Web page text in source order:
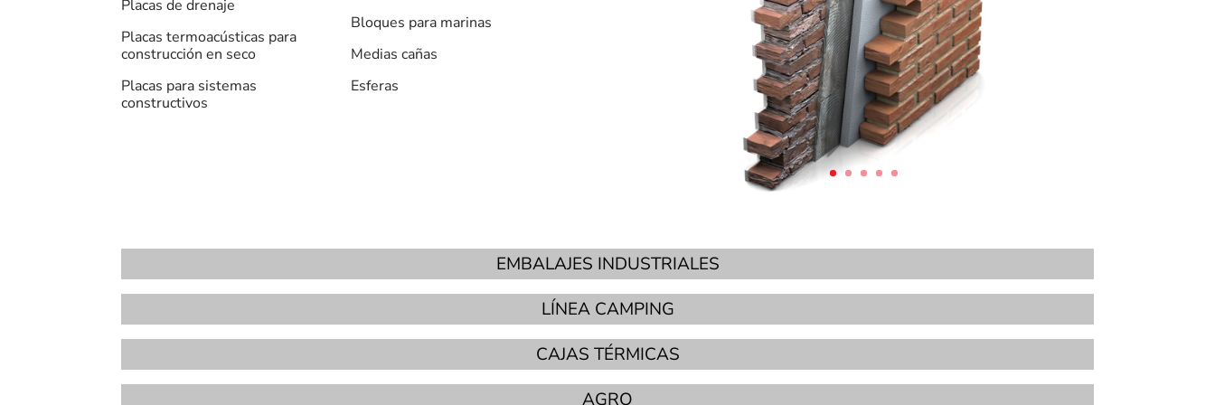
Placas de drenaje
Placas termoacústicas para
construcción en seco
Placas para sistemas
constructivos
Bloques para marinas
Medias cañas
Esferas
EMBALAJES INDUSTRIALES
LÍNEA CAMPING
CAJAS TÉRMICAS
AGRO